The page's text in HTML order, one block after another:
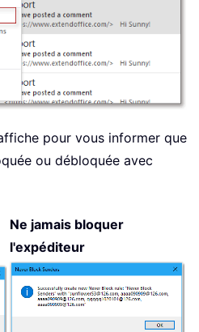
pour vous informer que
ou débloquée avec
Ne jamais bloquer
l'expéditeur